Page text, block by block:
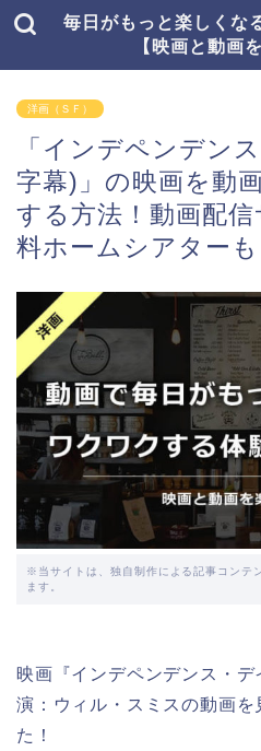
毎日がもっと楽しくな
【映画と動画
洋画（ＳＦ）
「インデペンデン
字幕)」の映画を動
する方法！動画配
料ホームシアターも
※当サイトは、独自制作による記事コンテ
ます。
映画『インデペンデンス・
演：ウィル・スミスの動画
た！